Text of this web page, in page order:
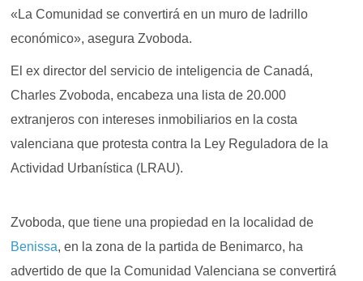
«La Comunidad se convertirá en un muro de ladrillo
económico», asegura Zvoboda.
El ex director del servicio de inteligencia de Canadá,
Charles Zvoboda, encabeza una lista de 20.000
extranjeros con intereses inmobiliarios en la costa
valenciana que protesta contra la Ley Reguladora de la
Actividad Urbanística (LRAU).
Zvoboda, que tiene una propiedad en la localidad de
Benissa, en la zona de la partida de Benimarco, ha
advertido de que la Comunidad Valenciana se convertirá